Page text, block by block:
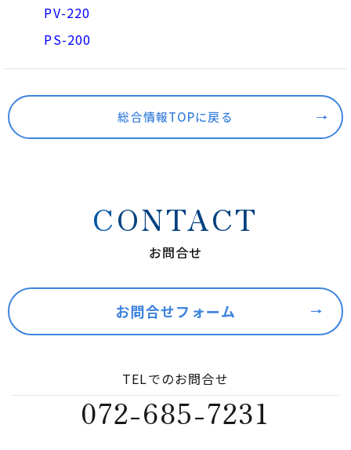
PV-220
PS-200
総合情報TOPに戻る
CONTACT
お問合せ
お問合せフォーム
TELでのお問合せ
072-685-7231